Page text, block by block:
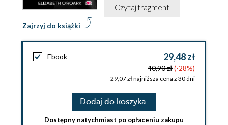
Zajrzyj do książki
Czytaj fragment
Ebook 29,48 zł
40,90 zł(-28%)
29,07 zł najniższa cena z 30 dni
Dodaj do koszyka
Dostępny natychmiast po opłaceniu zakupu